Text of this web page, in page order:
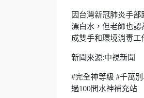
因台灣新冠肺炎手
漂白水，但老師也認
成雙手和環境消毒工
新聞來源:中視新聞
#完全神等級 #千萬
過100間水神補充站